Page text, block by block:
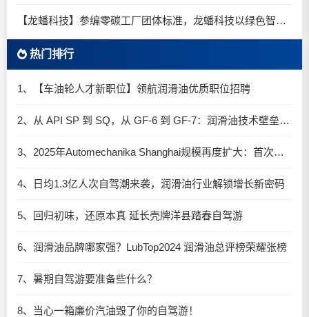
【龙蟠科技】参编零碳工厂团体标准，龙蟠科技以绿色智造锚定零碳未来
热门排行
1、【车油轮人才新职位】领航润滑油优质职位招聘
2、从 API SP 到 SQ，从 GF-6 到 GF-7：润滑油技术壁垒再升高，你准备好了吗？
3、2025年Automechanika Shanghai规模再度扩大：首次启用国家会展中心（上海）全部15个展馆
4、日均1.3亿人次自驾潮来袭，润滑油行业解锁增长新密码​
5、回归初味，还原本真 延长壳牌洋县踏春自驾游
6、润滑油品牌哪家强？LubTop2024 润滑油总评榜荣耀张榜
7、暑期自驾游要准备些什么？
8、当心一箱廉价汽油毁了你的自驾游！